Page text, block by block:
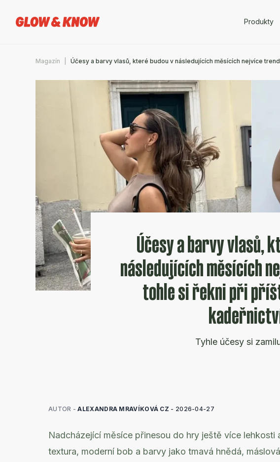
Produkty
Magazín Účesy a barvy vlasů, které budou v následujících měsících nejvíce
Účesy a barvy vlasů,
následujících měsících
tohle si řekni při
Tyhle účesy si
AUTOR -ALEXANDRA MRAVÍKOVÁ CZ - 2026-04-27
Nadcházející měsíce přinesou do hry ještě více
textura, moderní bob a barvy jako tmavá hnědá,